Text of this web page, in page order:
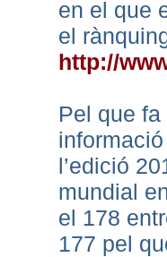
en el que
el
http://
Pel que fa
l’edició
mundial
el 178
177 pel